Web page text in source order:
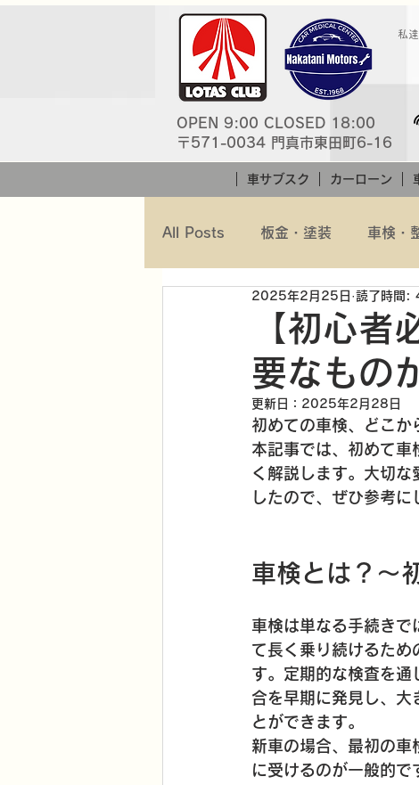
私
OPEN 9:00 CLOSED 18:00
〒571-0034 門真市東田町6-16
車サブスク カーローン
All Posts 板金・塗装 車検・
【初心者
要なもの
2025年2月25日 読了時間:
更新日： 2025年2月28日
初めての車検、どこか
本記事では、初めて車
く解説します。大切
したので、ぜひ参考に
車検とは？～
車検は単なる手続きで
て長く乗り続けるため
す。定期的な検査を通
合を早期に発見し、大
とができます。
新車の場合、最初の
に受けるのが一般的で